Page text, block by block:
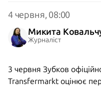
4 червня, 08:00
Микита
Журналіст
3 червня Зубков
Transfermarkt оцінює